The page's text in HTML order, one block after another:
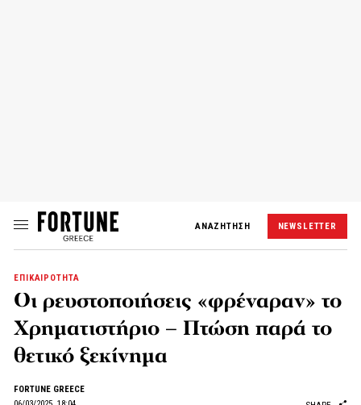
ΑΝΑΖΗΤΗΣΗ NEWSLETTER
ΕΠΙΚΑΙΡΟΤΗΤΑ
Οι ρευστοποιήσεις «φρέναραν» το
Χρηματιστήριο – Πτώση παρά το
θετικό ξεκίνημα
FORTUNE GREECE